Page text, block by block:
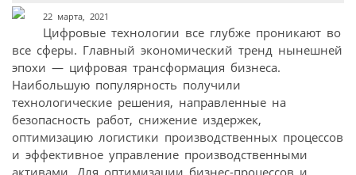
22 марта, 2021
Цифровые технологии все глубже проникают во
все сферы. Главный экономический тренд нынешней
эпохи — цифровая трансформация бизнеса.
Наибольшую популярность получили
технологические решения, направленные на
безопасность работ, снижение издержек,
оптимизацию логистики производственных процессов
и эффективное управление производственными